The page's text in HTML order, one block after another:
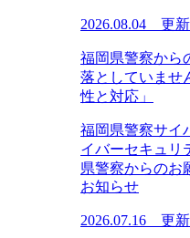
2026.08.04 更新
福岡県警察から
落としていま
性と対応」
福岡県警察サイ
イバーセキュリ
県警察からのお
お知らせ
2026.07.16 更新